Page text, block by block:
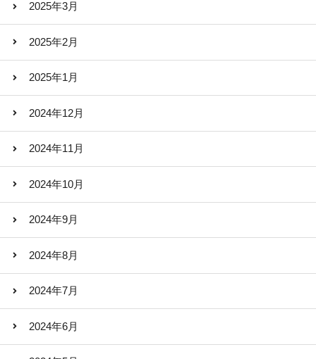
2025年3月
2025年2月
2025年1月
2024年12月
2024年11月
2024年10月
2024年9月
2024年8月
2024年7月
2024年6月